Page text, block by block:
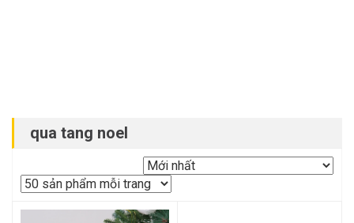
qua tang noel